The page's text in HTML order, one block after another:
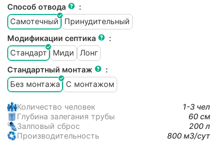
Способ отвода
:
Самотечный
Принудительный
Модификации септика
:
Стандарт
Миди
Лонг
Стандартный монтаж
:
Без монтажа
С монтажом
Количество человек
1-3 чел
Глубина залегания трубы
60 см
Залповый сброс
200 л
Производительность
800 м3/cут